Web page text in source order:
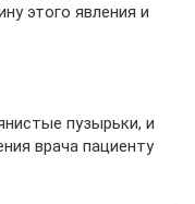
этого явления и
пузырьки, и
врача пациенту